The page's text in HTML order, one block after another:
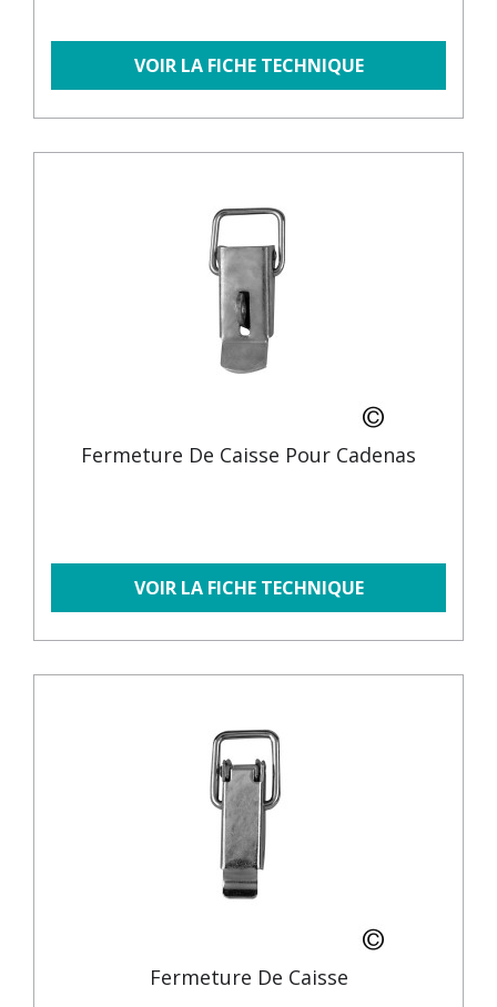
VOIR LA FICHE TECHNIQUE
Fermeture De Caisse Pour Cadenas
VOIR LA FICHE TECHNIQUE
Fermeture De Caisse